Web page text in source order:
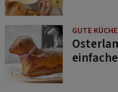
GUTE KÜCHE